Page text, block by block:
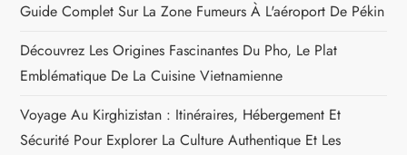
d
e
l
Guide Complet Sur La Zone Fumeurs À L'aéroport De Pékin
Découvrez Les Origines Fascinantes Du Pho, Le Plat
Emblématique De La Cuisine Vietnamienne
Voyage Au Kirghizistan : Itinéraires, Hébergement Et
Sécurité Pour Explorer La Culture Authentique Et Les